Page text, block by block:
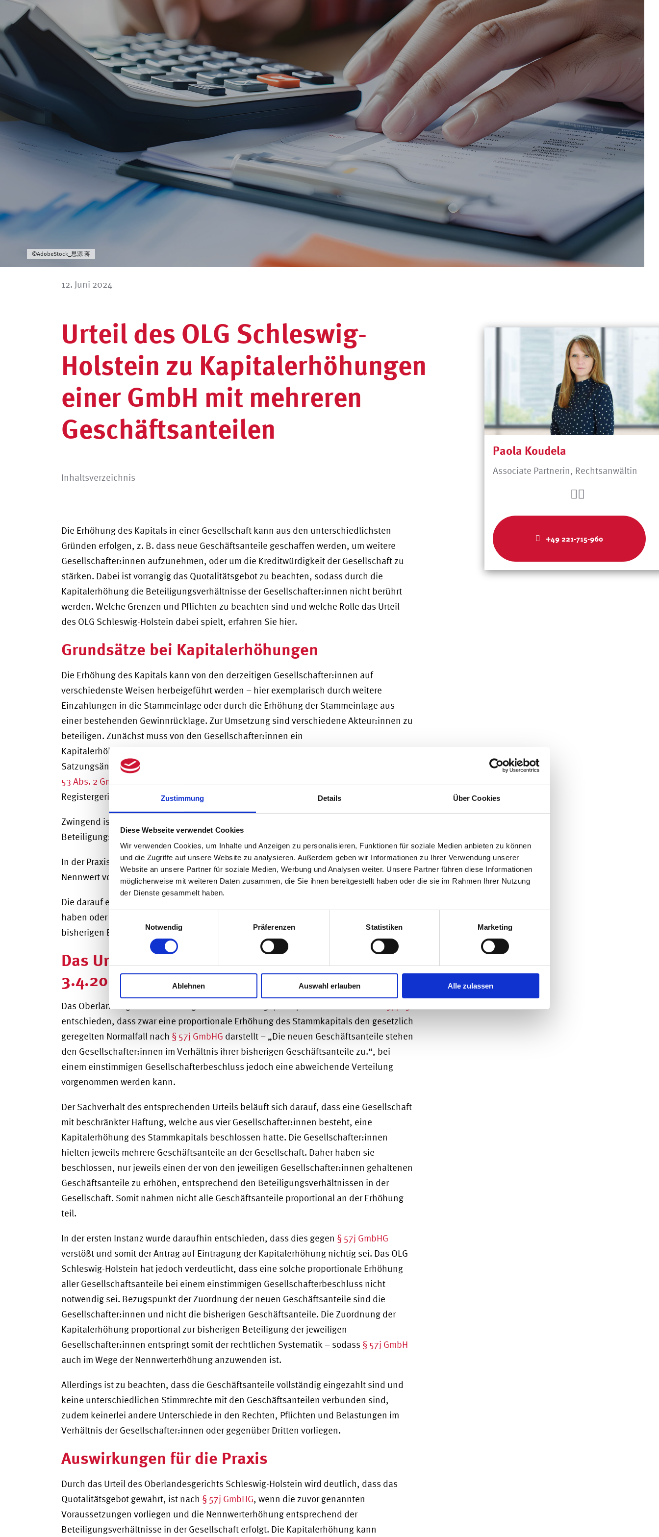
Zustimmung Details Über Cookies
Diese Webseite verwendet Cookies
Wir verwenden Cookies, um Inhalte und Anzeigen zu personalisieren, Funktionen für soziale Medien anbieten zu können
und die Zugriffe auf unsere Website zu analysieren. Außerdem geben wir Informationen zu Ihrer Verwendung unserer
Website an unsere Partner für soziale Medien, Werbung und Analysen weiter. Unsere Partner führen diese Informationen
möglicherweise mit weiteren Daten zusammen, die Sie ihnen bereitgestellt haben oder die sie im Rahmen Ihrer Nutzung
der Dienste gesammelt haben.
Notwendig
Präferenzen Statistiken Marketing
Ablehnen Auswahl erlauben Alle zulassen
©AdobeStock_思源 蒋
12. Juni 2024
Urteil des OLG Schleswig-
Holstein zu Kapitalerhöhungen
einer GmbH mit mehreren
Geschäftsanteilen
Inhaltsverzeichnis
Die Erhöhung des Kapitals in einer Gesellschaft kann aus den unterschiedlichsten
Gründen erfolgen, z. B. dass neue Geschäftsanteile geschaffen werden, um weitere
Gesellschafter:innen aufzunehmen, oder um die Kreditwürdigkeit der Gesellschaft zu
stärken. Dabei ist vorrangig das Quotalitätsgebot zu beachten, sodass durch die
Kapitalerhöhung die Beteiligungsverhältnisse der Gesellschafter:innen nicht berührt
werden. Welche Grenzen und Pflichten zu beachten sind und welche Rolle das Urteil
des OLG Schleswig-Holstein dabei spielt, erfahren Sie hier.
Grundsätze bei Kapitalerhöhungen
Die Erhöhung des Kapitals kann von den derzeitigen Gesellschafter:innen auf
verschiedenste Weisen herbeigeführt werden – hier exemplarisch durch weitere
Einzahlungen in die Stammeinlage oder durch die Erhöhung der Stammeinlage aus
einer bestehenden Gewinnrücklage. Zur Umsetzung sind verschiedene Akteur:innen zu
beteiligen. Zunächst muss von den Gesellschafter:innen ein
Kapitalerhöhungsbeschluss gefasst werden. Da es sich hierbei um eine
Satzungsänderung handelt, ist dieser Beschluss zwingend notariell zu beurkunden,
53 Abs. 2 GmbHG
Registergericht weitergeleitet und zur Eintragung angemeldet.
Zwingend ist darauf zu achten, dass durch die Kapitalerhöhung die
Beteiligungsverhältnisse zwischen den Gesellschafter:innen nicht verändert werden.
In der Praxis werden die Geschäftsanteile für eine effektive Verkehrsfähigkeit zu einem
Nennwert von EUR 1,00 in der entsprechenden Menge des Stammkapitals eingeteilt.
Die darauf erfolgende Kapitalerhöhung kann sodann eine Nennwerterhöhung zur Folge
haben oder eine proportionale Ausgabe neuer Geschäftsanteile entsprechend den
bisherigen Beteiligungsverhältnissen.
Das Urteil des OLG Schleswig-Holstein vom
3.4.2024 zu Kapitalerhöhungen einer GmbH
Das Oberlandesgericht Schleswig-Holstein hat am 3.4.2024 in seinem
entschieden, dass zwar eine proportionale Erhöhung des Stammkapitals den gesetzlich
geregelten Normalfall nach § 57j GmbHG darstellt – „Die neuen Geschäftsanteile stehen
den Gesellschafter:innen im Verhältnis ihrer bisherigen Geschäftsanteile zu.“, bei
einem einstimmigen Gesellschafterbeschluss jedoch eine abweichende Verteilung
vorgenommen werden kann.
Der Sachverhalt des entsprechenden Urteils beläuft sich darauf, dass eine Gesellschaft
mit beschränkter Haftung, welche aus vier Gesellschafter:innen besteht, eine
Kapitalerhöhung des Stammkapitals beschlossen hatte. Die Gesellschafter:innen
hielten jeweils mehrere Geschäftsanteile an der Gesellschaft. Daher haben sie
beschlossen, nur jeweils einen der von den jeweiligen Gesellschafter:innen gehaltenen
Geschäftsanteile zu erhöhen, entsprechend den Beteiligungsverhältnissen in der
Gesellschaft. Somit nahmen nicht alle Geschäftsanteile proportional an der Erhöhung
teil.
In der ersten Instanz wurde daraufhin entschieden, dass dies gegen § 57j GmbHG
verstößt und somit der Antrag auf Eintragung der Kapitalerhöhung nichtig sei. Das OLG
Schleswig-Holstein hat jedoch verdeutlicht, dass eine solche proportionale Erhöhung
aller Gesellschaftsanteile bei einem einstimmigen Gesellschafterbeschluss nicht
notwendig sei. Bezugspunkt der Zuordnung der neuen Geschäftsanteile sind die
Gesellschafter:innen und nicht die bisherigen Geschäftsanteile. Die Zuordnung der
Kapitalerhöhung proportional zur bisherigen Beteiligung der jeweiligen
Gesellschafter:innen entspringt somit der rechtlichen Systematik – sodass § 57j GmbH
auch im Wege der Nennwerterhöhung anzuwenden ist.
Allerdings ist zu beachten, dass die Geschäftsanteile vollständig eingezahlt sind und
keine unterschiedlichen Stimmrechte mit den Geschäftsanteilen verbunden sind,
zudem keinerlei andere Unterschiede in den Rechten, Pflichten und Belastungen im
Verhältnis der Gesellschafter:innen oder gegenüber Dritten vorliegen.
Auswirkungen für die Praxis
Durch das Urteil des Oberlandesgerichts Schleswig-Holstein wird deutlich, dass das
Quotalitätsgebot gewahrt, ist nach § 57j GmbHG, wenn die zuvor genannten
Voraussetzungen vorliegen und die Nennwerterhöhung entsprechend der
Beteiligungsverhältnisse in der Gesellschaft erfolgt. Die Kapitalerhöhung kann
Paola Koudela
Associate Partnerin, Rechtsanwältin
+49 221-715-960